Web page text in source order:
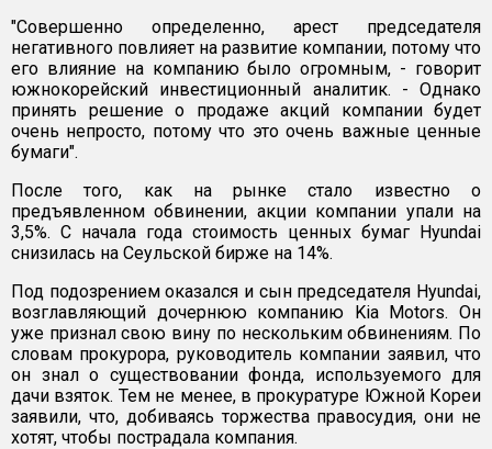
"Совершенно определенно, арест председателя
негативного повлияет на развитие компании, потому что
его влияние на компанию было огромным, - говорит
южнокорейский инвестиционный аналитик. - Однако
принять решение о продаже акций компании будет
очень непросто, потому что это очень важные ценные
бумаги".
После того, как на рынке стало известно о
предъявленном обвинении, акции компании упали на
3,5%. С начала года стоимость ценных бумаг Hyundai
снизилась на Сеульской бирже на 14%.
Под подозрением оказался и сын председателя Hyundai,
возглавляющий дочернюю компанию Kia Motors. Он
уже признал свою вину по нескольким обвинениям. По
словам прокурора, руководитель компании заявил, что
он знал о существовании фонда, используемого для
дачи взяток. Тем не менее, в прокуратуре Южной Кореи
заявили, что, добиваясь торжества правосудия, они не
хотят, чтобы пострадала компания.